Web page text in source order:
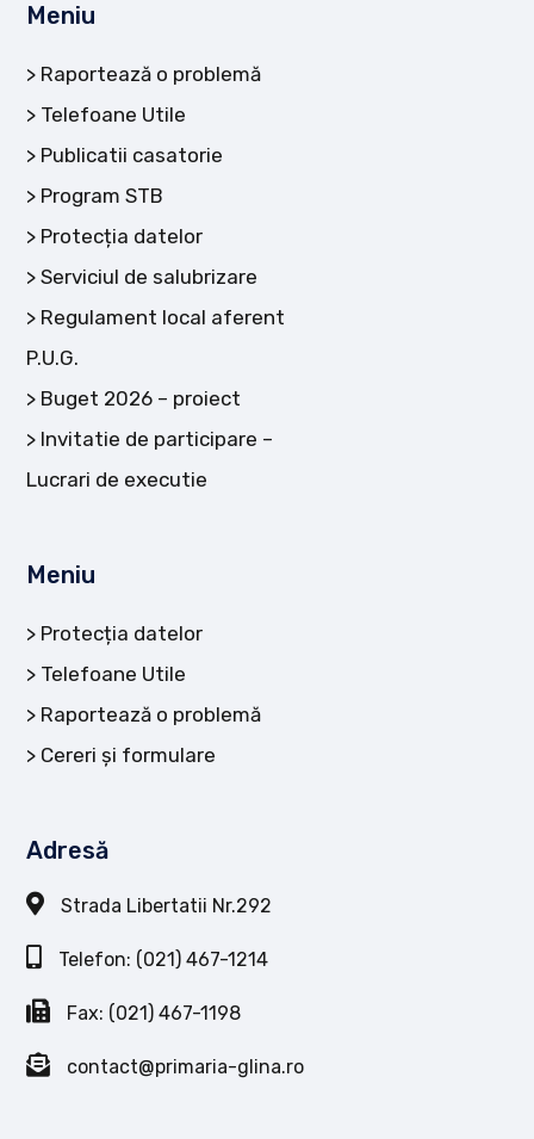
Meniu
Raportează o problemă
Telefoane Utile
Publicatii casatorie
Program STB
Protecția datelor
Serviciul de salubrizare
Regulament local aferent
P.U.G.
Buget 2026 – proiect
Invitatie de participare –
Lucrari de executie
Meniu
Protecția datelor
Telefoane Utile
Raportează o problemă
Cereri și formulare
Adresă
Strada Libertatii Nr.292
Telefon: (021) 467-1214
Fax: (021) 467-1198
contact@primaria-glina.ro